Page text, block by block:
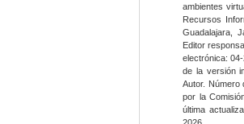
ambientes
Recursos
Guadalajara,
Editor
electrónica:
de la versión
Autor. Número
por la
última